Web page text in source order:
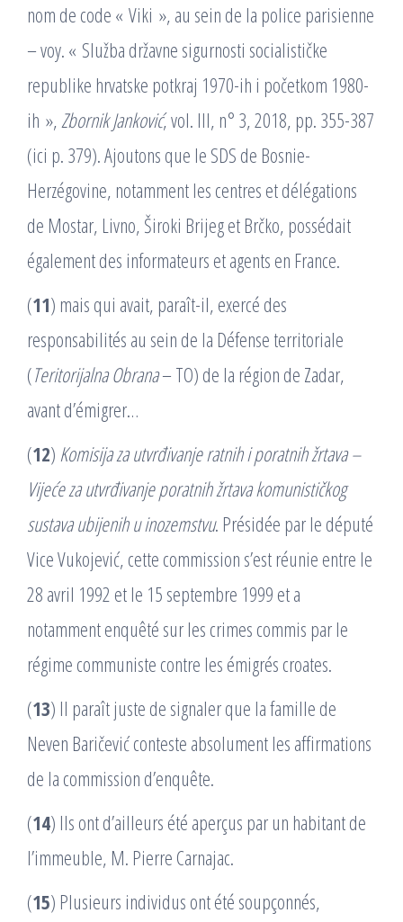
nom de code « Viki », au sein de la police parisienne
– voy. « Služba državne sigurnosti socialističke
republike hrvatske potkraj 1970-ih i početkom 1980-
ih »,Zbornik Janković, vol. III, n° 3, 2018, pp. 355-387
(ici p. 379). Ajoutons que le SDS de Bosnie-
Herzégovine, notamment les centres et délégations
de Mostar, Livno, Široki Brijeg et Brčko, possédait
également des informateurs et agents en France.
(11) mais qui avait, paraît-il, exercé des
responsabilités au sein de la Défense territoriale
(Teritorijalna Obrana– TO) de la région de Zadar,
avant d’émigrer…
(12) Komisija za utvrđivanje ratnih i poratnih žrtava –
Vijeće za utvrđivanje poratnih žrtava komunističkog
sustava ubijenih u inozemstvu. Présidée par le député
Vice Vukojević, cette commission s’est réunie entre le
28 avril 1992 et le 15 septembre 1999 et a
notamment enquêté sur les crimes commis par le
régime communiste contre les émigrés croates.
(13) Il paraît juste de signaler que la famille de
Neven Baričević conteste absolument les affirmations
de la commission d’enquête.
(14) Ils ont d’ailleurs été aperçus par un habitant de
l’immeuble, M. Pierre Carnajac.
(15) Plusieurs individus ont été soupçonnés,